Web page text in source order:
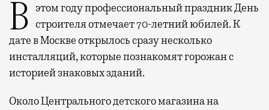
В этом году профессиональный праздник День строителя отмечает 70-летний юбилей. К
дате в Москве открылось сразу несколько
инсталляций, которые познакомят горожан с
историей знаковых зданий.
Около Центрального детского магазина на